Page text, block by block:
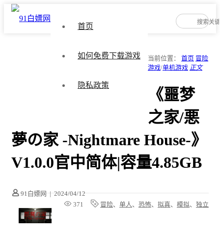
首页
如何免费下载游戏
隐私政策
当前位置： 首页 冒险
游戏/单机游戏 正文
《噩梦
之家/悪
夢の家 -Nightmare House-》
V1.0.0官中简体|容量4.85GB
91白嫖网 | 2024/04/12
371
冒险、 单人 、 恐怖、 拟真、 模拟、 独立